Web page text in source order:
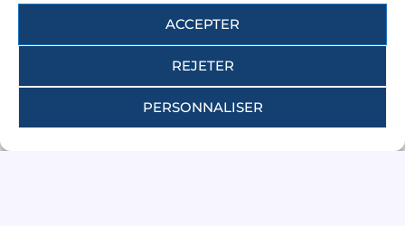
ACCEPTER
REJETER
PERSONNALISER
9:30-12:30 et 14:00-18:00
© 2022-2026 Albatre Plaisance. Tous droits réservés.